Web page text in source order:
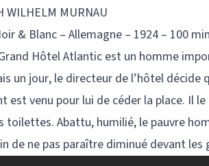
WILHELM MURNAU
& Blanc – Allemagne – 1924 – 100
Hôtel Atlantic est un homme
un jour, le directeur de l’hôtel
est venu pour lui de céder la place. Il
toilettes. Abattu, humilié, le pauvre
de ne pas paraître diminué devant les